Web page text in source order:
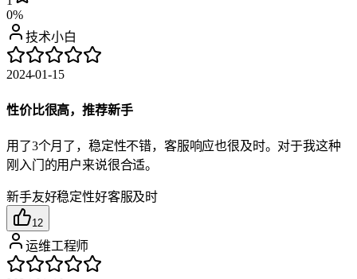
0%
技术小白
2024-01-15
性价比很高，推荐新手
用了3个月了，稳定性不错，客服响应也很及时。对于我这种
刚入门的用户来说很合适。
新手友好稳定性好客服及时
12
运维工程师